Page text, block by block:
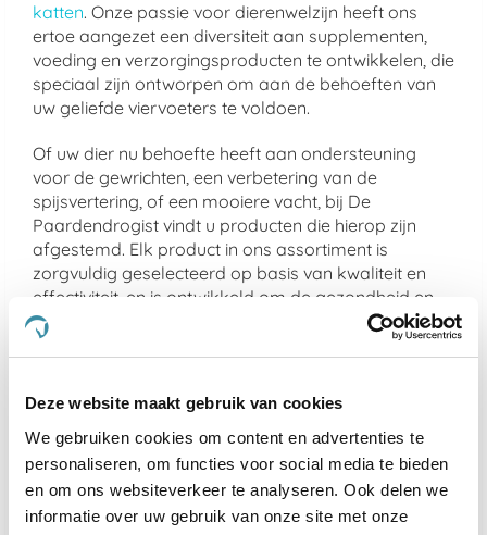
Deze website maakt gebruik van cookies
We gebruiken cookies om content en advertenties te
personaliseren, om functies voor social media te bieden
en om ons websiteverkeer te analyseren. Ook delen we
informatie over uw gebruik van onze site met onze
katten. Onze passie voor dierenwelzijn heeft ons
ertoe aangezet een diversiteit aan supplementen,
voeding en verzorgingsproducten te ontwikkelen, die
speciaal zijn ontworpen om aan de behoeften van
uw geliefde viervoeters te voldoen.
Of uw dier nu behoefte heeft aan ondersteuning
voor de gewrichten, een verbetering van de
spijsvertering, of een mooiere vacht, bij De
Paardendrogist vindt u producten die hierop zijn
afgestemd. Elk product in ons assortiment is
zorgvuldig geselecteerd op basis van kwaliteit en
effectiviteit, en is ontwikkeld om de gezondheid en
het geluk van uw huisdier te optimaliseren.
aanbieden veilig, effectief en makkelijk in gebruik.
Van supplementen die de gemoedsrust bieden aan
nerveuze paardentot producten die de gezondheid
vangewrichten ondersteunen bij oudere hondenen
katten, ons doel is om een merkbare verbetering in